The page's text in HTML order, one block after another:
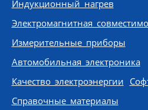
Индукционный нагрев
Электромагнитная
Измерительные приборы
Автомобильная электроника
Качество электроэнергии
Справочные материалы